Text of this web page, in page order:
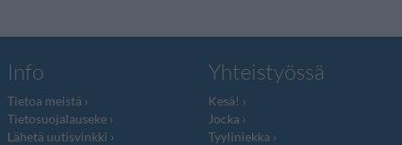
Info
Tietoa meistä
Tietosuojalauseke
Lähetä uutisvinkki
Yhteistyössä
Kesä!
Jocka
Tyyliniekka